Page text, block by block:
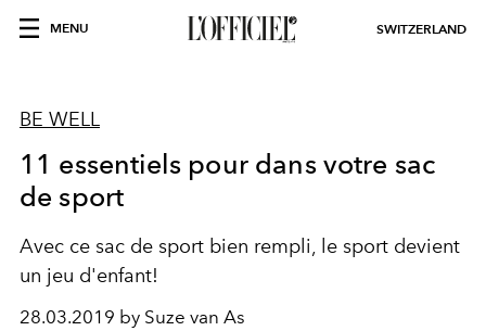
MENU SWITZERLAND
BE WELL
11 essentiels pour dans votre sac
de sport
Avec ce sac de sport bien rempli, le sport devient
un jeu d'enfant!
28.03.2019 by Suze van As